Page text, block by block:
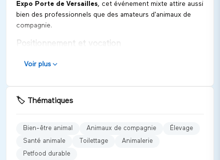
Expo Porte de Versailles, cet événement mixte attire aussi
bien des professionnels que des amateurs d'animaux de
compagnie.
Positionnement et vocation
Expozoo Paris Animal Show 2026
animaux domestiques.
Le salon offre un panorama complet du secteur animalier,
Voir plus
🏷️ Thématiques
Bien-être animal Animaux de compagnie
Élevage
Santé animale
Toilettage
Animalerie
Petfood durable